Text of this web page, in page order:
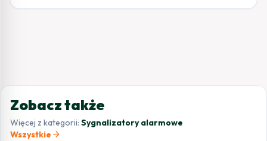
Zobacz także
Więcej z kategorii: Sygnalizatory alarmowe
Wszystkie arrow_forward